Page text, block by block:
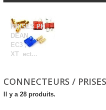
CONNECTEURS /
PRISES PK ,
DEAN ,
EC3 ,
XT ect...
CONNECTEURS / PRISES
Il y a 28 produits.